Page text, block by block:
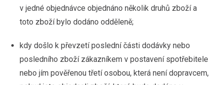
v jedné objednávce objednáno několik druhů zboží a
toto zboží bylo dodáno odděleně;
kdy došlo k převzetí poslední části dodávky nebo
posledního zboží zákazníkem v postavení spotřebitele
nebo jím pověřenou třetí osobou, která není dopravcem,